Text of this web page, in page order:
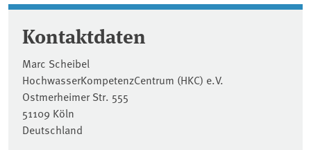
Kontaktdaten
Marc Scheibel
HochwasserKompetenzCentrum (HKC) e.V.
Ostmerheimer Str. 555
51109 Köln
Deutschland